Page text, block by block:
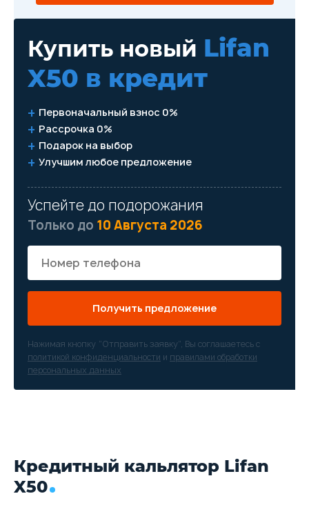
Купить новый Lifan
X50 в кредит
Первоначальный взнос 0%
Рассрочка 0%
Подарок на выбор
Улучшим любое предложение
Успейте до подорожания
Только до 10 Августа 2026
Получить предложение
Нажимая кнопку “Отправить заявку”, Вы соглашаетесь с
политикой конфиденциальности и правилами обработки
персональных данных
Кредитный кальлятор Lifan
X50